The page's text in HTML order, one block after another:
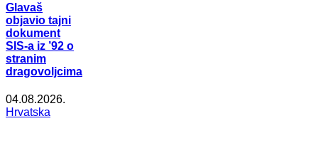
Glavaš
objavio tajni
dokument
SIS-a iz ’92 o
stranim
dragovoljcima
04.08.2026.
Hrvatska